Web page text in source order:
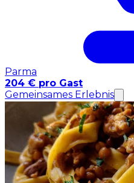
Parma
204 € pro Gast
Gemeinsames Erlebnis